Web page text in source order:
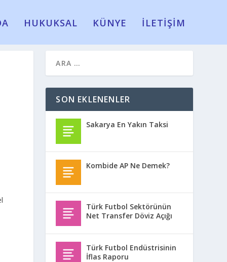
HUKUKSAL KÜNYE İLETİŞİM
SON EKLENENLER
Sakarya En Yakın Taksi
Kombide AP Ne Demek?
Türk Futbol Sektörünün
Net Transfer Döviz Açığı
Türk Futbol Endüstrisinin
İflas Raporu